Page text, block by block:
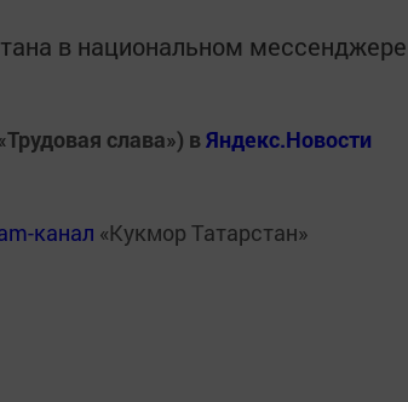
в национальном
слава») вЯндекс.Новости
канал «Кукмор Татарстан»